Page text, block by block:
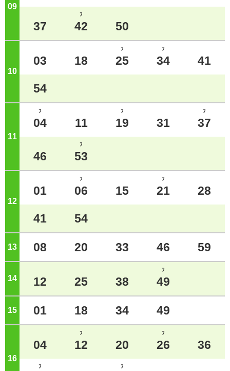
09 ジ
37
ﾌ
42 50
10
03 18
ﾌ
25
ﾌ
34 41
54
11 ジ
ﾌ
04 11
ﾌ
19 31
ﾌ
37
46
ﾌ
53
12
01
ﾌ
06 15
ﾌ
21 28
41 54
13 08 20 33 46 59
14 12 25 38
ﾌ
49
15 01 18 34 49
16 ジ
04
ﾌ
12 20
ﾌ
26 36
ﾌ ﾌ